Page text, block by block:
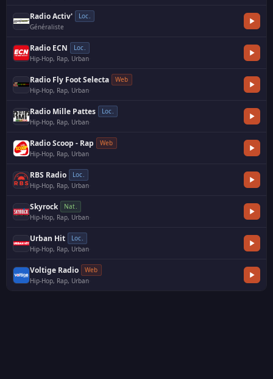
Radio Activ'
Loc.
Généraliste
Radio ECN
Loc.
Hip-Hop, Rap, Urban·
Radio Fly Foot Selecta
Web
Hip-Hop, Rap, Urban·
Radio Mille Pattes
Loc.
Hip-Hop, Rap, Urban·
Radio Scoop - Rap
Web
Hip-Hop, Rap, Urban
RBS Radio
Loc.
Hip-Hop, Rap, Urban·
Skyrock
Nat.
Hip-Hop, Rap, Urban·
Urban Hit
Loc.
Hip-Hop, Rap, Urban·
Voltige Radio
Web
Hip-Hop, Rap, Urban·